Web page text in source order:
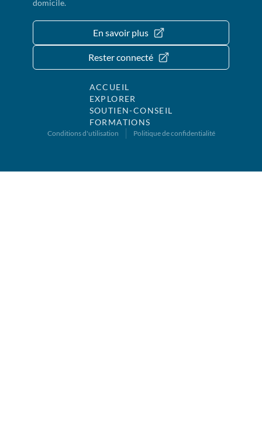
domicile.
En savoir plus
Rester connecté
ACCUEIL
EXPLORER
SOUTIEN-CONSEIL
FORMATIONS
Conditions d'utilisation Politique de confidentialité